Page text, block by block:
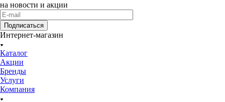
на новости и акции
Подписаться
Интернет-магазин
Каталог
Акции
Бренды
Услуги
Компания